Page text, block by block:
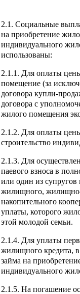
2.1. Социальные
на приобретение
индивидуального
использованы:
2.1.1. Для оплаты
помещение (за
договора купли-
договора с
жилого помещения
2.1.2. Для оплаты
строительство
2.1.3. Для
паевого взноса в
или один из супругов
жилищного,
накопительного
уплаты, которого
этой молодой семьи.
2.1.4. Для уплаты
жилищного кредита,
займа на
индивидуального
2.1.5. На погашение